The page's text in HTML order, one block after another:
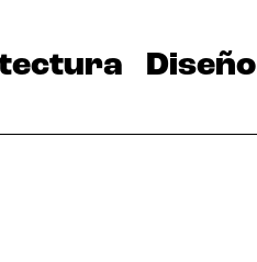
Diseño